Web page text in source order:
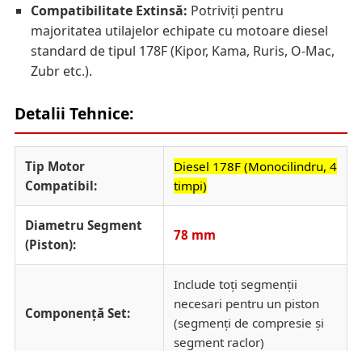
Compatibilitate Extinsă: Potriviți pentru
majoritatea utilajelor echipate cu motoare diesel
standard de tipul 178F (Kipor, Kama, Ruris, O-Mac,
Zubr etc.).
Detalii Tehnice:
Tip Motor
Compatibil:
Diesel 178F (Monocilindru, 4
timpi)
Diametru Segment
(Piston):
78 mm
Componență Set:
Include toți segmenții
necesari pentru un piston
(segmenți de compresie și
segment raclor)